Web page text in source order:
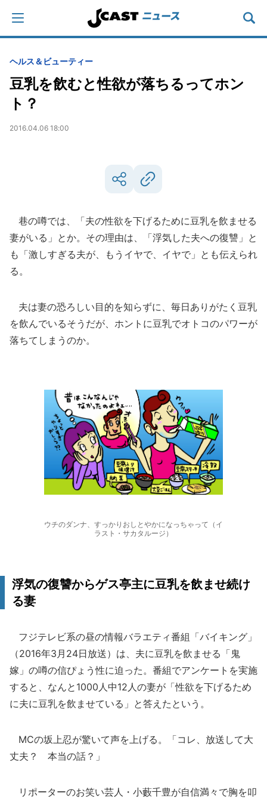
ヘルス＆ビューティー
豆乳を飲むと性欲が落ちるってホン
ト？
2016.04.06 18:00
巷の噂では、「夫の性欲を下げるために豆乳を飲ませる
妻がいる」とか。その理由は、「浮気した夫への復讐」と
も「激しすぎる夫が、もうイヤで、イヤで」とも伝えられ
る。
夫は妻の恐ろしい目的を知らずに、毎日ありがたく豆乳
を飲んでいるそうだが、ホントに豆乳でオトコのパワーが
落ちてしまうのか。
ウチのダンナ、すっかりおしとやかになっちゃって（イ
ラスト・サカタルージ）
浮気の復讐からゲス亭主に豆乳を飲ませ続け
る妻
フジテレビ系の昼の情報バラエティ番組「バイキング」
（2016年3月24日放送）は、夫に豆乳を飲ませる「鬼
嫁」の噂の信ぴょう性に迫った。番組でアンケートを実施
すると、なんと1000人中12人の妻が「性欲を下げるため
に夫に豆乳を飲ませている」と答えたという。
MCの坂上忍が驚いて声を上げる。「コレ、放送して大
丈夫？ 本当の話？」
リポーターのお笑い芸人・小藪千豊が自信満々で胸を叩